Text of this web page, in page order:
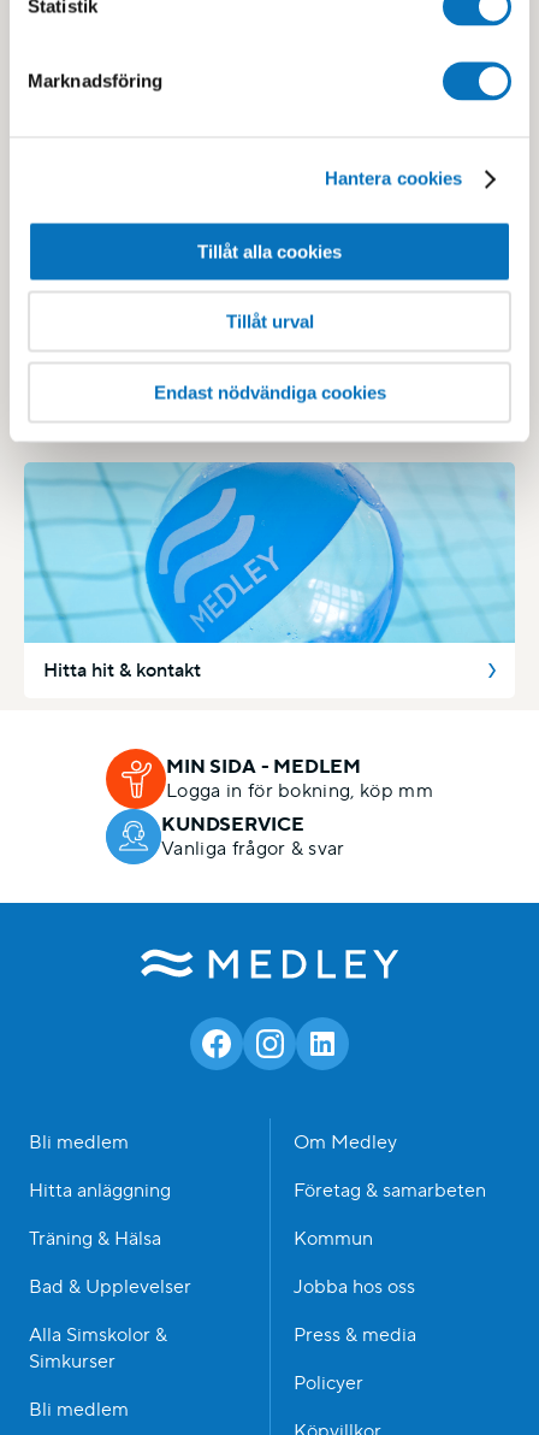
Statistik
Marknadsföring
Hantera cookies
Tillåt alla cookies
Tillåt urval
Endast nödvändiga cookies
Inför ditt besök
Hitta hit & kontakt
MIN SIDA - MEDLEM
Logga in för bokning, köp mm
KUNDSERVICE
Vanliga frågor & svar
Bli medlem
Hitta anläggning
Träning & Hälsa
Bad & Upplevelser
Alla Simskolor &
Simkurser
Bli medlem
Om Medley
Företag & samarbeten
Kommun
Jobba hos oss
Press & media
Policyer